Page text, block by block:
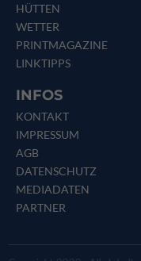
HÜTTEN
WETTER
PRINTMAGAZINE
LINKTIPPS
INFOS
KONTAKT
IMPRESSUM
AGB
DATENSCHUTZ
MEDIADATEN
PARTNER